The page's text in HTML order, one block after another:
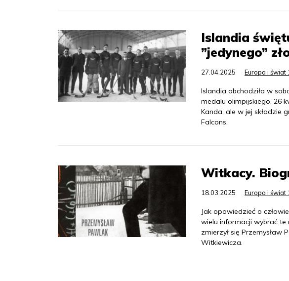
Islandia
”jedynego”
27.04.2025 Europa i
Islandia obchodziła w
medalu olimpijskiego. 26
Kanda, ale w jej składzie
Falcons.
Witkacy.
18.03.2025 Europa i
Jak opowiedzieć o
wielu informacji wybrać te
zmierzył się Przemysław
Witkiewicza.